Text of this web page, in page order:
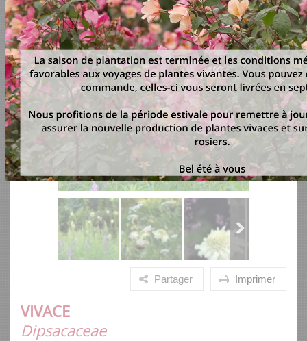
EN STOCK
Imprimer
Partager
VIVACE
Dipsacaceae